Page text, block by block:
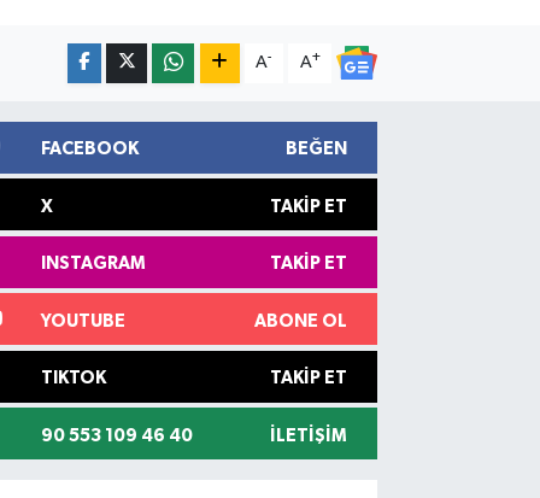
A- A+
FACEBOOK BEĞEN
X TAKIP ET
INSTAGRAM TAKIP ET
YOUTUBE ABONE OL
TIKTOK TAKIP ET
90 553 109 46 40 İLETIŞIM